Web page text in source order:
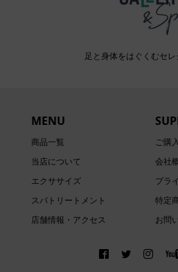
足と身体をはぐくむセ
MENU
商品一覧
当店について
エクササイズ
スパトリートメント
店舗情報・アクセス
ご購
会社
プラ
特定
お問